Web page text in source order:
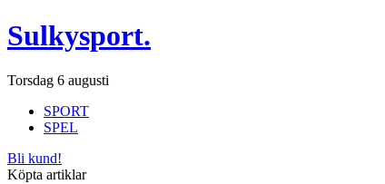
Sulkysport.
Torsdag 6 augusti
SPORT
SPEL
Bli kund!
Köpta artiklar